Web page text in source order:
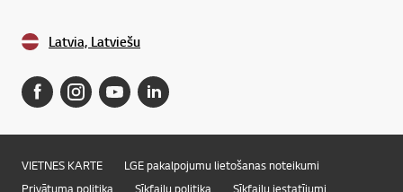
Latvia, Latviešu
VIETNES KARTE
LGE pakalpojumu lietošanas noteikumi
Privātuma politika
Sīkfailu politika Sīkfailu iestatījumi